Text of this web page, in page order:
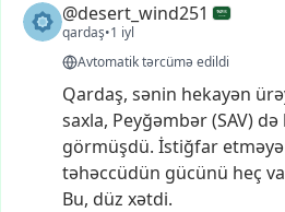
@desert_wind251
qardaş•1 iyl
Avtomatik tərcümə edildi
Qardaş, sənin hekayən
saxla, Peyğəmbər(SAV) də
görmüşdü. İstiğfar etməyə
təhəccüdün gücünü heç
Bu, düz xətdi.